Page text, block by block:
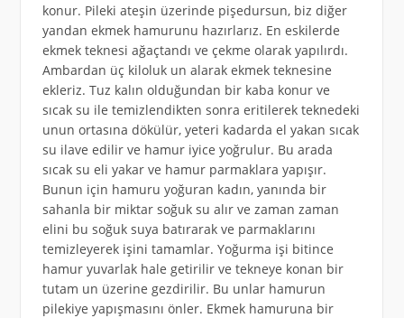
konur. Pileki ateşin üzerinde pişedursun, biz diğer
yandan ekmek hamurunu hazırlarız. En eskilerde
ekmek teknesi ağaçtandı ve çekme olarak yapılırdı.
Ambardan üç kiloluk un alarak ekmek teknesine
ekleriz. Tuz kalın olduğundan bir kaba konur ve
sıcak su ile temizlendikten sonra eritilerek teknedeki
unun ortasına dökülür, yeteri kadarda el yakan sıcak
su ilave edilir ve hamur iyice yoğrulur. Bu arada
sıcak su eli yakar ve hamur parmaklara yapışır.
Bunun için hamuru yoğuran kadın, yanında bir
sahanla bir miktar soğuk su alır ve zaman zaman
elini bu soğuk suya batırarak ve parmaklarını
temizleyerek işini tamamlar. Yoğurma işi bitince
hamur yuvarlak hale getirilir ve tekneye konan bir
tutam un üzerine gezdirilir. Bu unlar hamurun
pilekiye yapışmasını önler. Ekmek hamuruna bir